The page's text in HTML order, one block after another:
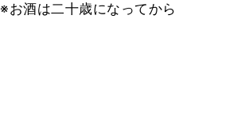
※お酒は二十歳になってから